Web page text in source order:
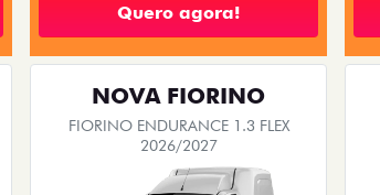
Quero agora!
NOVA FIORINO
FIORINO ENDURANCE 1.3 FLEX
2026/2027